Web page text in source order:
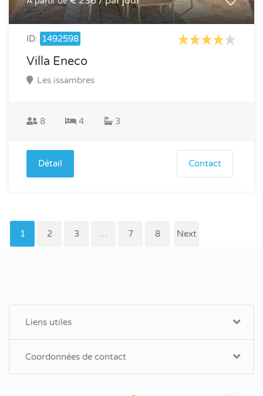
ID: 1492598
Villa Eneco
Les issambres
8 4 3
Détail Contact
1 2 3 7 8 Next
Liens utiles
Coordonnées de contact